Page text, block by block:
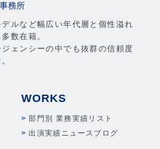
務所
ルなど幅広い年代層と個性溢れ
数在籍。
ェンシーの中でも抜群の信頼度
WORKS
部門別 業務実績リスト
出演実績ニュースブログ